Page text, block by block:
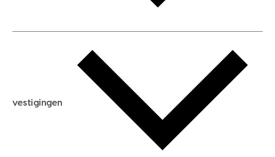
aankoopadvies
verkoopadvies
hypotheekadvies
hypotheek berekenen
maximale hypotheek berekenen
hypotheek bespaarcheck
gratis zoekprofiel aanmaken
vestigingen